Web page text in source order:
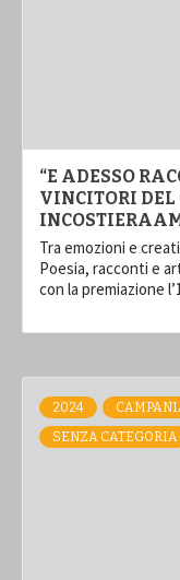
“E ADESSO
VINCITORI DEL
Tra emozioni e
Poesia, racconti e
con la premiazione
2024
SENZA CATEGORIA